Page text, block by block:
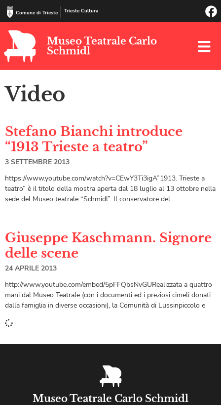
Comune di Trieste Trieste Cultura
Museo Teatrale Carlo
Schmidl
Video
Stefano Bianchi introduce
“1913 Trieste a teatro”
3 SETTEMBRE 2013
https://www.youtube.com/watch?v=CEwY3Ti3igA”1913. Trieste a
teatro” è il titolo della mostra aperta dal 18 luglio al 13 ottobre nella
sede del Museo teatrale “Schmidl”. Il conservatore del
Giuseppe Kaschmann. Signore
delle scene
24 APRILE 2013
http://www.youtube.com/embed/5pFFQbsNvGURealizzata a quattro
mani dal Museo Teatrale (con i documenti ed i preziosi cimeli donati
dalla famiglia in diverse occasioni), la Comunità di Lussinpiccolo e
Museo Teatrale Carlo Schmidl